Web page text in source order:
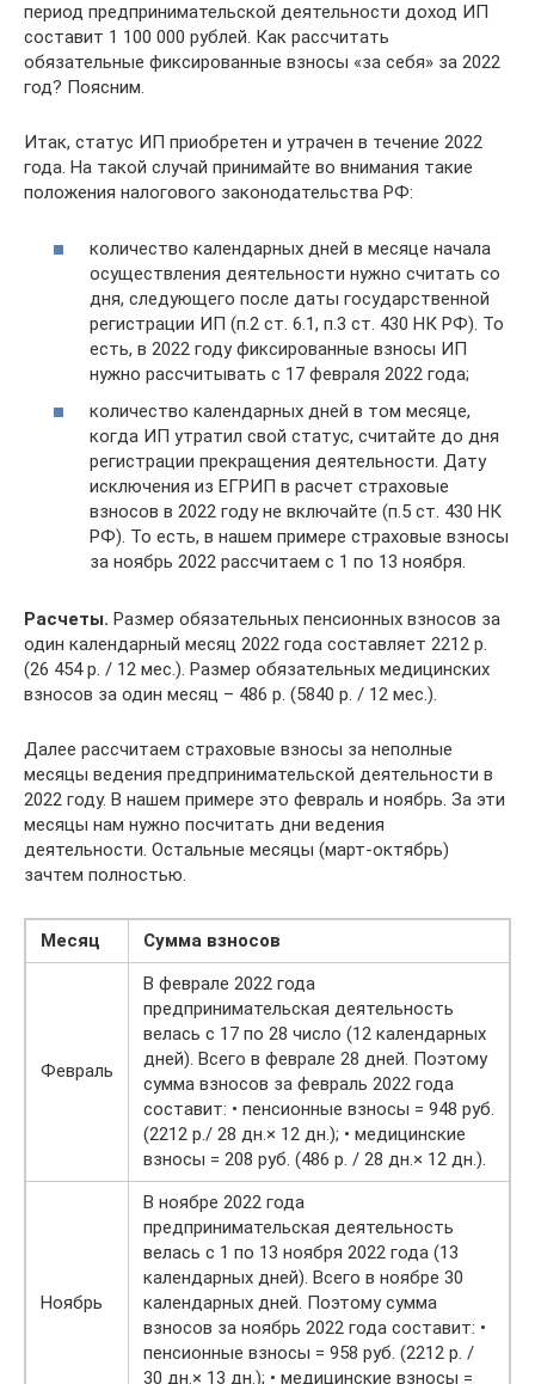
период предпринимательской деятельности доход ИП
составит 1 100 000 рублей. Как рассчитать
обязательные фиксированные взносы «за себя» за 2022
год? Поясним.
Итак, статус ИП приобретен и утрачен в течение 2022
года. На такой случай принимайте во внимания такие
положения налогового законодательства РФ:
количество календарных дней в месяце начала
осуществления деятельности нужно считать со
дня, следующего после даты государственной
регистрации ИП (п.2 ст. 6.1, п.3 ст. 430 НК РФ). То
есть, в 2022 году фиксированные взносы ИП
нужно рассчитывать с 17 февраля 2022 года;
количество календарных дней в том месяце,
когда ИП утратил свой статус, считайте до дня
регистрации прекращения деятельности. Дату
исключения из ЕГРИП в расчет страховые
взносов в 2022 году не включайте (п.5 ст. 430 НК
РФ). То есть, в нашем примере страховые взносы
за ноябрь 2022 рассчитаем с 1 по 13 ноября.
Расчеты. Размер обязательных пенсионных взносов за
один календарный месяц 2022 года составляет 2212 р.
(26 454 р. / 12 мес.). Размер обязательных медицинских
взносов за один месяц – 486 р. (5840 р. / 12 мес.).
Далее рассчитаем страховые взносы за неполные
месяцы ведения предпринимательской деятельности в
2022 году. В нашем примере это февраль и ноябрь. За эти
месяцы нам нужно посчитать дни ведения
деятельности. Остальные месяцы (март-октябрь)
зачтем полностью.
Месяц Сумма взносов
Февраль
В феврале 2022 года
предпринимательская деятельность
велась с 17 по 28 число (12 календарных
дней). Всего в феврале 28 дней. Поэтому
сумма взносов за февраль 2022 года
составит: • пенсионные взносы = 948 руб.
(2212 р./ 28 дн.× 12 дн.); • медицинские
взносы = 208 руб. (486 р. / 28 дн.× 12 дн.).
Ноябрь
В ноябре 2022 года
предпринимательская деятельность
велась с 1 по 13 ноября 2022 года (13
календарных дней). Всего в ноябре 30
календарных дней. Поэтому сумма
взносов за ноябрь 2022 года составит: •
пенсионные взносы = 958 руб. (2212 р. /
30 дн.× 13 дн.); • медицинские взносы =